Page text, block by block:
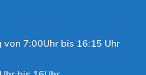
7:00Uhr bis 16:15 Uhr